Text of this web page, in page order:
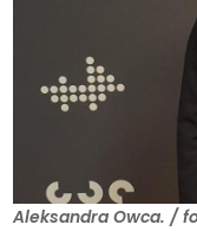
Aleksandra Owca. /